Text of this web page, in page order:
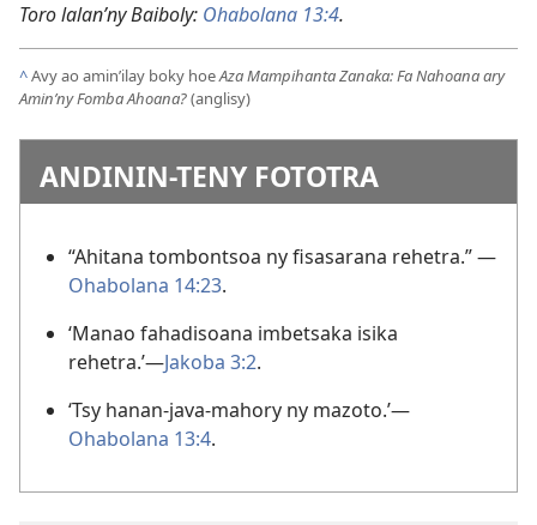
Toro lalan’ny Baiboly: Ohabolana 13:4.
^Avy ao amin’ilay boky hoeAza Mampihanta Zanaka: Fa Nahoana ary
Amin’ny Fomba Ahoana?(anglisy)
ANDININ-TENY FOTOTRA
“Ahitana tombontsoa ny fisasarana rehetra.” —
Ohabolana 14:23.
‘Manao fahadisoana imbetsaka isika
rehetra.’—Jakoba 3:2.
‘Tsy hanan-java-mahory ny mazoto.’—
Ohabolana 13:4.